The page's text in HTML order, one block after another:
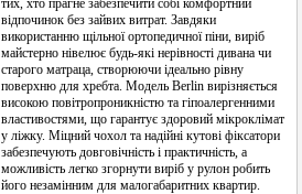
відпочинок без зайвих витрат. Завдяки
використанню щільної ортопедичної піни, виріб
майстерно нівелює будь-які нерівності дивана чи
старого матраца, створюючи ідеально рівну
поверхню для хребта. Модель Berlin вирізняється
високою повітропроникністю та гіпоалергенними
властивостями, що гарантує здоровий мікроклімат
у ліжку. Міцний чохол та надійні кутові фіксатори
забезпечують довговічність і практичність, а
можливість легко згорнути виріб у рулон робить
його незамінним для малогабаритних квартир.